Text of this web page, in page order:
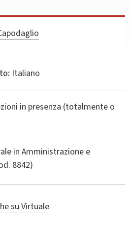
Italiano
in presenza (totalmente o
in Amministrazione e
8842)
su Virtuale